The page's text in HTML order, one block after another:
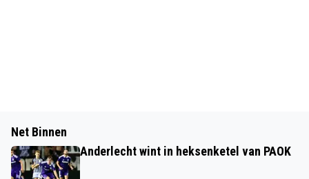
Net Binnen
Anderlecht wint in heksenketel van PAOK